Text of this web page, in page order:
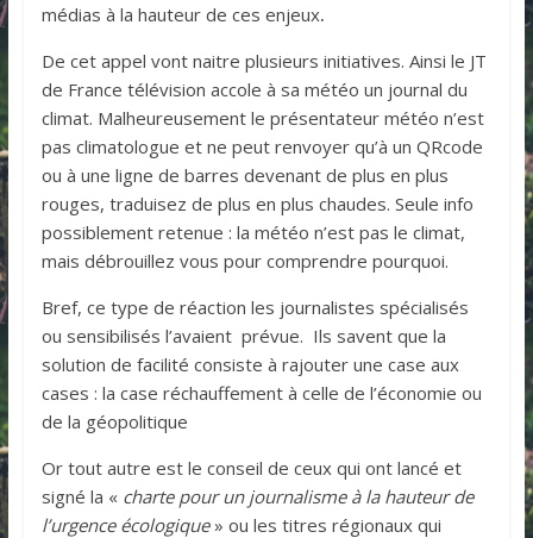
médias à la hauteur de ces enjeux.
De cet appel vont naitre plusieurs initiatives. Ainsi le JT
de France télévision accole à sa météo un journal du
climat. Malheureusement le présentateur météo n’est
pas climatologue et ne peut renvoyer qu’à un QRcode
ou à une ligne de barres devenant de plus en plus
rouges, traduisez de plus en plus chaudes. Seule info
possiblement retenue : la météo n’est pas le climat,
mais débrouillez vous pour comprendre pourquoi.
Bref, ce type de réaction les journalistes spécialisés
ou sensibilisés l’avaient prévue. Ils savent que la
solution de facilité consiste à rajouter une case aux
cases : la case réchauffement à celle de l’économie ou
de la géopolitique
Or tout autre est le conseil de ceux qui ont lancé et
signé la « charte pour un journalisme à la hauteur de
l’urgence écologique» ou les titres régionaux qui